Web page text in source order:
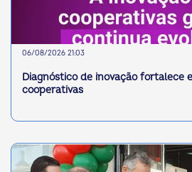
06/08/2026 21:03
Diagnóstico de inovação fortalece
cooperativas